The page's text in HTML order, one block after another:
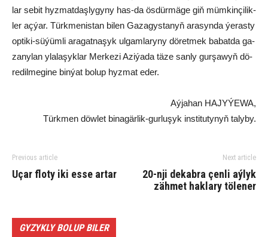
lar se­bit hyz­mat­daş­ly­gy­ny has-da ös­dür­mä­ge giň müm­kin­çi­lik­
ler aç­ýar. Türk­me­nis­tan bi­len Ga­za­gys­ta­nyň ara­syn­da ýe­ras­ty
op­ti­ki-sü­ýüm­li ara­gat­na­şyk ul­gam­la­ry­ny dö­ret­mek ba­bat­da ga­
za­ny­lan yla­la­şyk­lar Mer­ke­zi Azi­ýa­da tä­ze san­ly gur­şa­wyň dö­
re­dil­me­gi­ne bin­ýat bo­lup hyz­mat eder.
Aýjahan HAJYÝEWA,
Türkmen döwlet binagärlik-gurluşyk institutynyň talyby.
Previous article
Uçar floty iki esse artar
Next article
20-nji dekabra çenli aýlyk
zähmet haklary tölener
GYZYKLY BOLUP BILER